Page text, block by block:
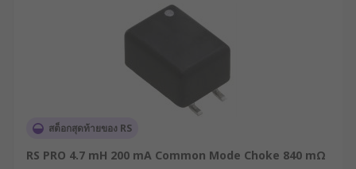
สต็อกสุดท้ายของ RS
RS PRO 4.7 mH 200 mA Common Mode Choke 840 mΩ